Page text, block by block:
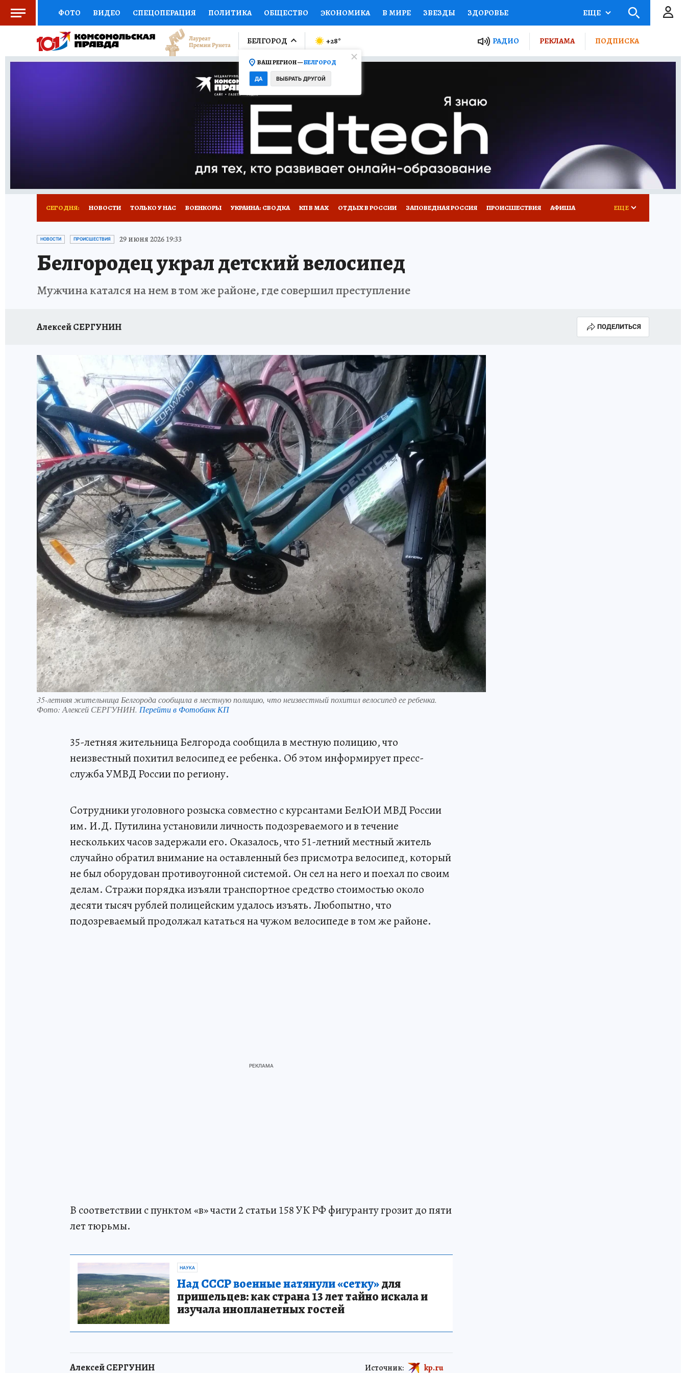
ФОТО ВИДЕО СПЕЦОПЕРАЦИЯ ПОЛИТИКА ОБЩЕСТВО ЭКОНОМИКА В МИРЕ ЗВЕЗДЫ ЗДОРОВЬЕ
СОЦПОДДЕРЖКА НАУКА СПОРТ КОЛУМНИСТЫ ПРОИСШЕСТВИЯ НАЦИОНАЛЬНЫЕ ПРОЕКТЫ РОССИИ
ВЫБОР ЭКСПЕРТОВ ДОКТОР ФИНАНСЫ ОТКРЫВАЕМ МИР Я ЗНАЮ СЕМЬЯ ЖЕНСКИЕ СЕКРЕТЫ ПУТЕВОДИТЕЛЬ
ПРОГНОЗЫ НА СПОРТ ПРОМОКОДЫ СЕРИАЛЫ
ТЕЛЕВИЗОР КОЛЛЕКЦИИ КОНКУРСЫ ГИД ПОТРЕБИТЕЛЯ
НОВОЕ НА САЙТЕ
ЕЩЕ
БЕЛГОРОД
ВАШ РЕГИОН —БЕЛГОРОД
ДА ВЫБРАТЬ ДРУГОЙ
+28° РАДИО РЕКЛАМА ПОДПИСКА
СЕГОДНЯ: НОВОСТИ ТОЛЬКО У НАС ВОЕНКОРЫ УКРАИНА: СВОДКА КП В МАХ ОТДЫХ В РОССИИ ЗАПОВЕДНАЯ РОССИЯ ПРОИСШЕСТВИЯ АФИША
ИСПЫТАНО НА СЕБЕ
ЕЩЕ
НОВОСТИ ПРОИСШЕСТВИЯ 29 июня 2026 19:33
Белгородец украл детский велосипед
Мужчина катался на нем в том же районе, где совершил преступление
Алексей СЕРГУНИН ПОДЕЛИТЬСЯ
35-летняя жительница Белгорода сообщила в местную полицию, что неизвестный похитил велосипед ее ребенка.
Фото: Алексей СЕРГУНИН. Перейти в Фотобанк КП
35-летняя жительница Белгорода сообщила в местную полицию, что
неизвестный похитил велосипед ее ребенка. Об этом информирует пресс-
служба УМВД России по региону.
Сотрудники уголовного розыска совместно с курсантами БелЮИ МВД России
им. И.Д. Путилина установили личность подозреваемого и в течение
нескольких часов задержали его. Оказалось, что 51-летний местный житель
случайно обратил внимание на оставленный без присмотра велосипед, который
не был оборудован противоугонной системой. Он сел на него и поехал по своим
делам. Стражи порядка изъяли транспортное средство стоимостью около
десяти тысяч рублей полицейским удалось изъять. Любопытно, что
подозреваемый продолжал кататься на чужом велосипеде в том же районе.
В соответствии с пунктом «в» части 2 статьи 158 УК РФ фигуранту грозит до пяти
лет тюрьмы.
НАУКА
Над СССР военные натянули «сетку»для
пришельцев: как страна 13 лет тайно искала и
изучала инопланетных гостей
Алексей СЕРГУНИН Источник: kp.ru